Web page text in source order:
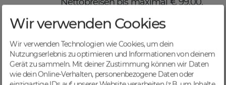
sicheren Domaintransfers.
Maximiere deinen Online-
Erfolg mit DomainCatcher
DomainCatcher ist dein Schlüssel
zum Online-Erfolg. Mit unserem
Wir verwenden Cookies
Wir verwenden Technologien wie Cookies, um dein
Nutzungserlebnis zu optimieren und Informationen von deinem
Gerät zu sammeln. Mit deiner Zustimmung können wir Daten
wie dein Online-Verhalten, personenbezogene Daten oder